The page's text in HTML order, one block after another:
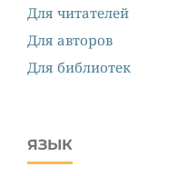
Для читателей
Для авторов
Для библиотек
ЯЗЫК